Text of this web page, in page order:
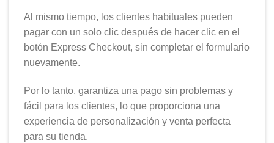
Al mismo tiempo, los clientes habituales pueden
pagar con un solo clic después de hacer clic en el
botón Express Checkout, sin completar el formulario
nuevamente.
Por lo tanto, garantiza una pago sin problemas y
fácil para los clientes, lo que proporciona una
experiencia de personalización y venta perfecta
para su tienda.